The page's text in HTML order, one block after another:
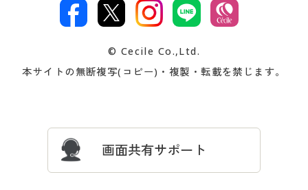
著作権・商標について 会社案内
プレゼント＆キャンペーン サイトマップ
交換・返品は お支払は
ついて
忘れの場合
© Cecile Co.,Ltd.
本サイトの無断複写(コピー)・複製・転載を禁じます。
画面共有サポート